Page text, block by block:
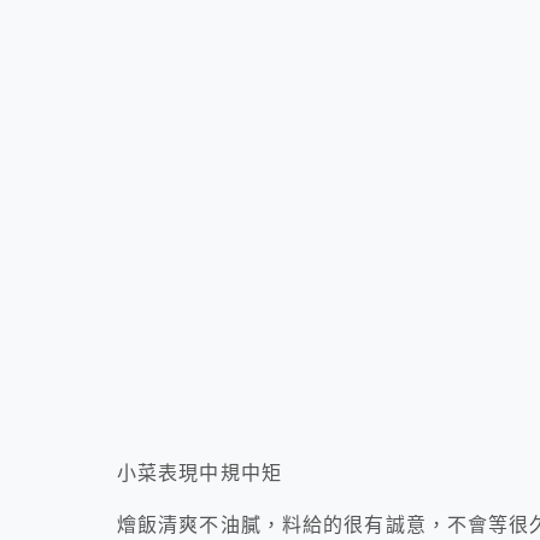
小菜表現中規中矩
燴飯清爽不油膩，料給的很有誠意，不會等很